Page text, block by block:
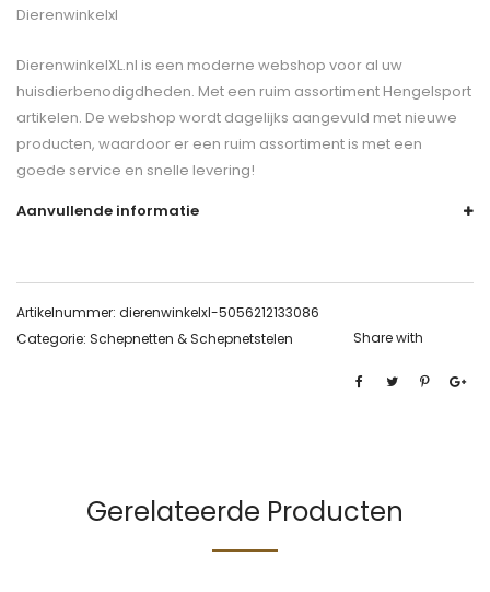
Dierenwinkelxl
DierenwinkelXL.nl is een moderne webshop voor al uw
huisdierbenodigdheden. Met een ruim assortiment Hengelsport
artikelen. De webshop wordt dagelijks aangevuld met nieuwe
producten, waardoor er een ruim assortiment is met een
goede service en snelle levering!
Aanvullende informatie
Artikelnummer: dierenwinkelxl-5056212133086
Categorie: Schepnetten & Schepnetstelen Share with
Gerelateerde Producten